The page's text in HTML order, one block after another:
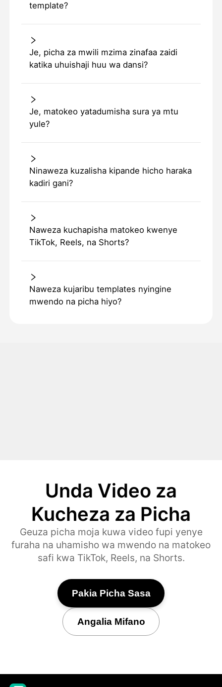
template?
Je, picha za mwili mzima zinafaa zaidi
katika uhuishaji huu wa dansi?
Je, matokeo yatadumisha sura ya mtu
yule?
Ninaweza kuzalisha kipande hicho haraka
kadiri gani?
Naweza kuchapisha matokeo kwenye
TikTok, Reels, na Shorts?
Naweza kujaribu templates nyingine
mwendo na picha hiyo?
Unda Video za
Kucheza za Picha
Geuza picha moja kuwa video fupi yenye
furaha na uhamisho wa mwendo na matokeo
safi kwa TikTok, Reels, na Shorts.
Pakia Picha Sasa
Angalia Mifano